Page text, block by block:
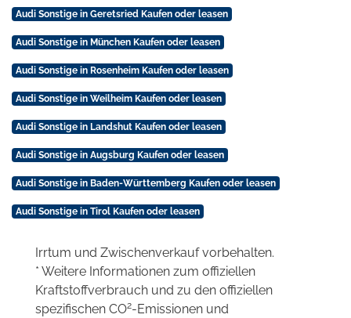
Audi Sonstige in Geretsried Kaufen oder leasen
Audi Sonstige in München Kaufen oder leasen
Audi Sonstige in Rosenheim Kaufen oder leasen
Audi Sonstige in Weilheim Kaufen oder leasen
Audi Sonstige in Landshut Kaufen oder leasen
Audi Sonstige in Augsburg Kaufen oder leasen
Audi Sonstige in Baden-Württemberg Kaufen oder leasen
Audi Sonstige in Tirol Kaufen oder leasen
Irrtum und Zwischenverkauf vorbehalten.
* Weitere Informationen zum offiziellen
Kraftstoffverbrauch und zu den offiziellen
spezifischen CO2-Emissionen und